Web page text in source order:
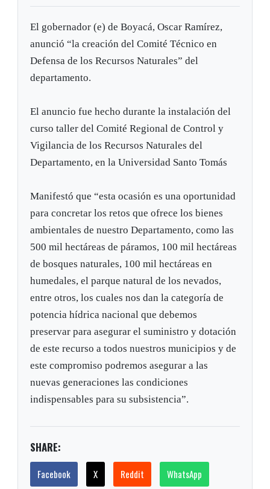
El gobernador (e) de Boyacá, Oscar Ramírez,
anunció “la creación del Comité Técnico en
Defensa de los Recursos Naturales” del
departamento.
El anuncio fue hecho durante la instalación del
curso taller del Comité Regional de Control y
Vigilancia de los Recursos Naturales del
Departamento, en la Universidad Santo Tomás
Manifestó que “esta ocasión es una oportunidad
para concretar los retos que ofrece los bienes
ambientales de nuestro Departamento, como las
500 mil hectáreas de páramos, 100 mil hectáreas
de bosques naturales, 100 mil hectáreas en
humedales, el parque natural de los nevados,
entre otros, los cuales nos dan la categoría de
potencia hídrica nacional que debemos
preservar para asegurar el suministro y dotación
de este recurso a todos nuestros municipios y de
este compromiso podremos asegurar a las
nuevas generaciones las condiciones
indispensables para su subsistencia”.
SHARE:
Facebook X Reddit WhatsApp